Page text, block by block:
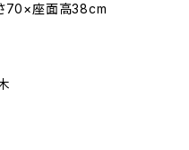
70×座面高38cm